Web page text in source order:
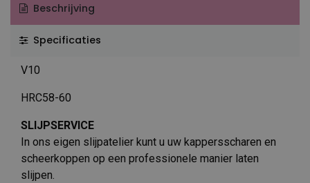
Beschrijving
Specificaties
V10
HRC58-60
SLIJPSERVICE
In ons eigen slijpatelier kunt u uw kappersscharen en
scheerkoppen op een professionele manier laten
slijpen.